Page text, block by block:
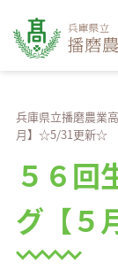
兵庫県立播磨農業
月】☆5/31更新☆
５６回
グ【